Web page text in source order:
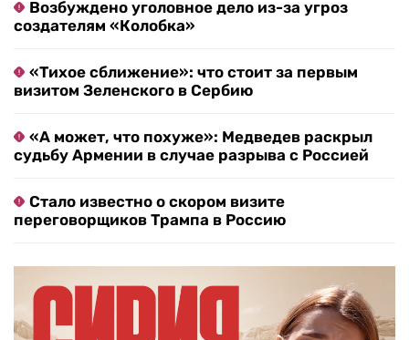
Возбуждено уголовное дело из-за угроз
создателям «Колобка»
«Тихое сближение»: что стоит за первым
визитом Зеленского в Сербию
«А может, что похуже»: Медведев раскрыл
судьбу Армении в случае разрыва с Россией
Стало известно о скором визите
переговорщиков Трампа в Россию